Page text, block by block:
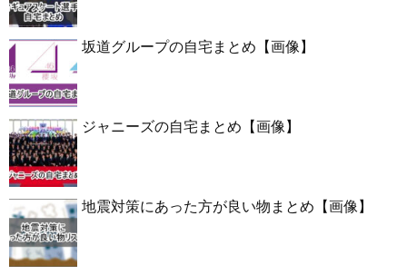
坂道グループの自宅まとめ【画像】
ジャニーズの自宅まとめ【画像】
地震対策にあった方が良い物まとめ【画像】